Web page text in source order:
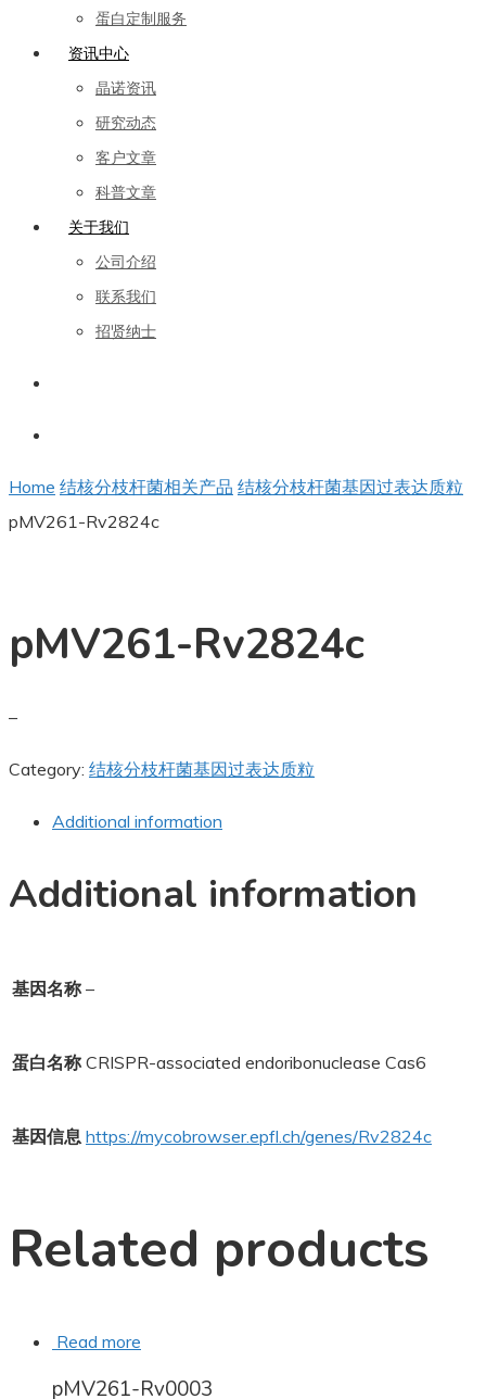
蛋白定制服务
资讯中心
晶诺资讯
研究动态
客户文章
科普文章
关于我们
公司介绍
联系我们
招贤纳士
Home 结核分枝杆菌相关产品 结核分枝杆菌基因过表达质粒
pMV261-Rv2824c
pMV261-Rv2824c
–
Category: 结核分枝杆菌基因过表达质粒
Additional information
Additional information
基因名称 –
蛋白名称 CRISPR-associated endoribonuclease Cas6
基因信息 https://mycobrowser.epfl.ch/genes/Rv2824c
Related products
Read more
pMV261-Rv0003